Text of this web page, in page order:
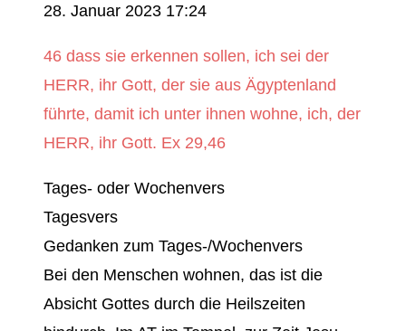
28. Januar 2023 17:24
46 dass sie erkennen sollen, ich sei der
HERR, ihr Gott, der sie aus Ägyptenland
führte, damit ich unter ihnen wohne, ich, der
HERR, ihr Gott. Ex 29,46
Tages- oder Wochenvers
Tagesvers
Gedanken zum Tages-/Wochenvers
Bei den Menschen wohnen, das ist die
Absicht Gottes durch die Heilszeiten